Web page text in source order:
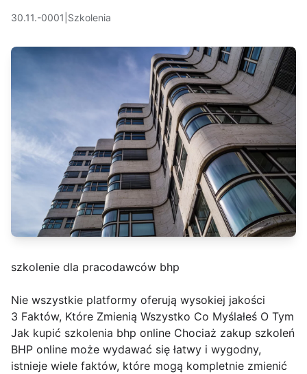
30.11.-0001 Szkolenia
szkolenie dla pracodawców bhp
Nie wszystkie platformy oferują wysokiej jakości
3 Faktów, Które Zmienią Wszystko Co Myślałeś O Tym
Jak kupić szkolenia bhp online Chociaż zakup szkoleń
BHP online może wydawać się łatwy i wygodny,
istnieje wiele faktów, które mogą kompletnie zmienić